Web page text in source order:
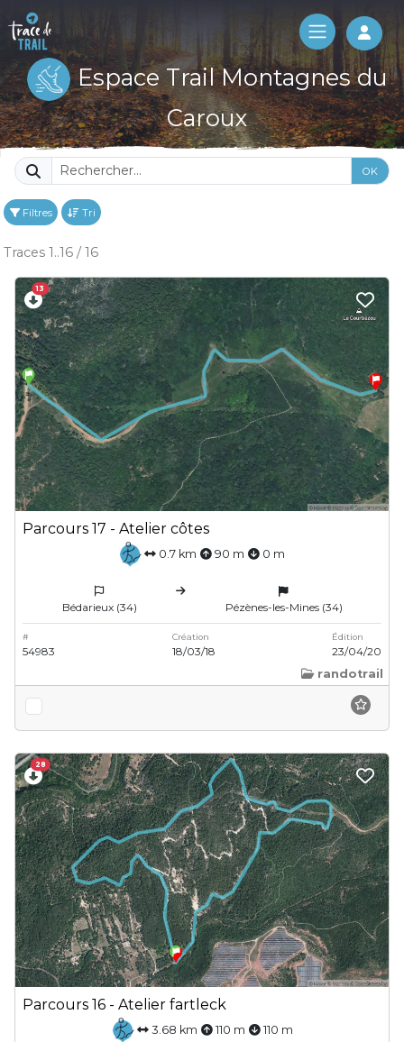
Log
Espace Trail Montagnes du
Caroux
OK
Filtres Tri
Traces 1..16 / 16
13
Parcours 17 - Atelier côtes
0.7 km 90 m 0 m
Bédarieux (34) Pézènes-les-Mines (34)
#
54983
Création
18/03/18
Édition
23/04/20
randotrail
28
Parcours 16 - Atelier fartleck
3.68 km 110 m 110 m